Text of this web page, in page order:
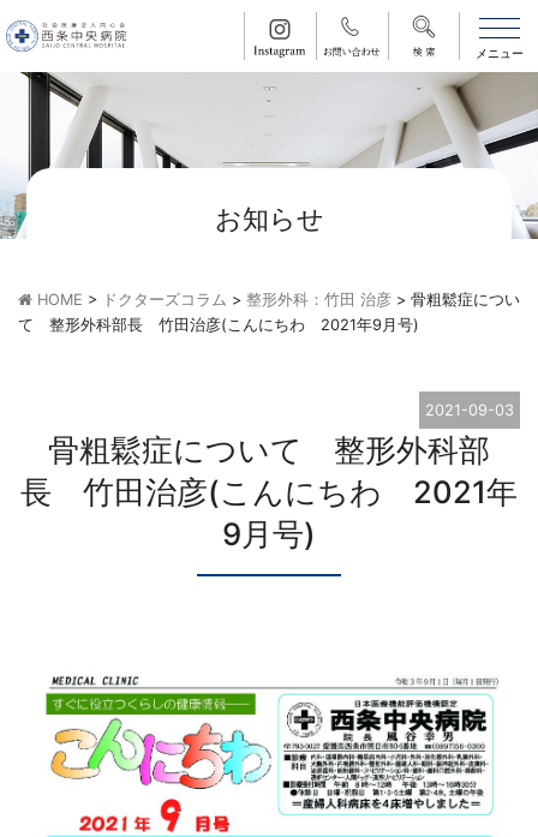
お知らせ
HOME > ドクターズコラム > 整形外科：竹田 治彦 > 骨粗鬆症につい
て 整形外科部長 竹田治彦(こんにちわ 2021年9月号)
2021-09-03
骨粗鬆症について 整形外科部
長 竹田治彦(こんにちわ 2021年
9月号)